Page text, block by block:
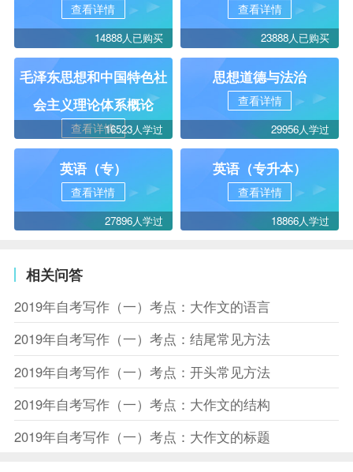
查看详情
14888人已购买
查看详情
23888人已购买
毛泽东思想和中国特色社
会主义理论体系概论
查看详情16523人学过
思想道德与法治
查看详情
29956人学过
英语（专）
查看详情
27896人学过
英语（专升本）
查看详情
18866人学过
相关问答
2019年自考写作（一）考点：大作文的语言
2019年自考写作（一）考点：结尾常见方法
2019年自考写作（一）考点：开头常见方法
2019年自考写作（一）考点：大作文的结构
2019年自考写作（一）考点：大作文的标题